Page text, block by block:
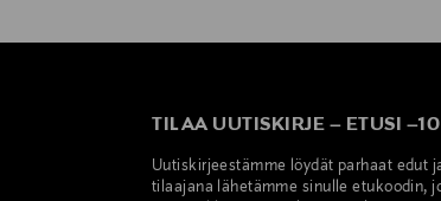
TILAA UUTISKIRJE – ETUSI –
Uutiskirjeestämme löydät parhaat edut
tilaajana lähetämme sinulle etukoodin,